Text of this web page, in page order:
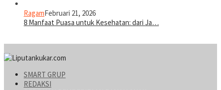
RagamFebruari 21, 2026
8 Manfaat Puasa untuk Kesehatan: dari Ja…
SMART GRUP
REDAKSI